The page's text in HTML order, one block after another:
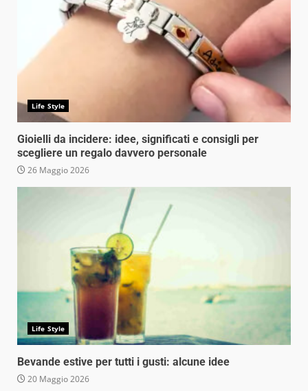
Life Style
Gioielli da incidere: idee, significati e consigli per
scegliere un regalo davvero personale
26 Maggio 2026
Life Style
Bevande estive per tutti i gusti: alcune idee
20 Maggio 2026